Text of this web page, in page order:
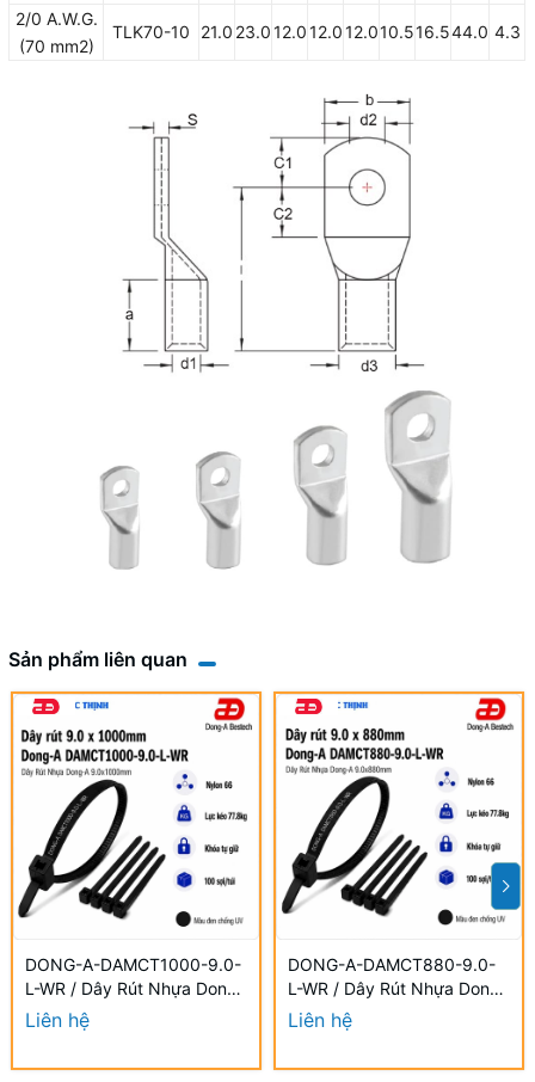
2/0 A.W.G.
(70 mm2)
TLK70-10 21.0 23.012.012.012.010.516.544.0 4.3
Sản phẩm liên quan
DONG-A-DAMCT1000-9.0-
L-WR / Dây Rút Nhựa Dong-
A 9.0×1000mm Chống UV
Liên hệ
DONG-A-DAMCT880-9.0-
L-WR / Dây Rút Nhựa Dong-
A 9.0×880mm Chống UV
Liên hệ